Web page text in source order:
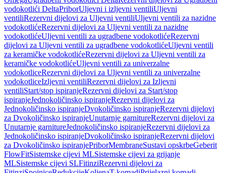
vodokotlići DeltaPriborUljevni i izljevni ventiliUljevni
ventiliRezervni dijelovi za Uljevni ventiliUljevni ventili za nazidne
vodokotlićeRezervni dijelovi za Uljevni ventili za nazidne
vodokotlićeUljevni ventili za ugradbene vodokotlićeRezervni
dijelovi za Uljevni ventili za ugradbene vodokotlićeUljevni ventili
za keramičke vodokotlićeRezervni dijelovi za Uljevni ventili za
keramičke vodokotlićeUljevni ventili za univerzalne
vodokotliceRezervni dijelovi za Uljevni ventili za univerzalne
vodokotliceIzljevni ventiliRezervni dijelovi za Izljevni
ventiliStart/stop ispiranjeRezervni dijelovi za Start/stop
ispiranjeJednokoličinsko ispiranjeRezervni dijelovi za
Jednokoličinsko ispiranjeDvokoličinsko ispiranjeRezervni dijelovi
za Dvokoličinsko ispiranjeUnutarnje garnitureRezervni dijelovi za
Unutarnje garnitureJednokoličinsko ispiranjeRezervni dijelovi za
Jednokoličinsko ispiranjeDvokoličinsko ispiranjeRezervni dijelovi
za Dvokoličinsko ispiranjePriborMembraneSustavi opskrbeGeberit
FlowFitSistemske cijevi MLSistemske cijevi za grijanje
MLSistemske cijevi SLFitinziRezervni dijelovi za